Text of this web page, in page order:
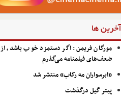
آخرین ها
مورگان فریمن: اگر دستمزد خوب باشد، از
ضعف‌های فیلمنامه می‌گذرم
«ابرسواران مه رکاب» منتشر شد
پیتر گیل درگذشت